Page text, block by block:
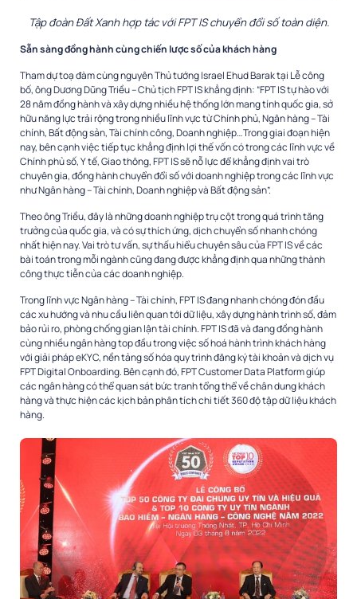
Tập đoàn Đất Xanh hợp tác với FPT IS chuyển đổi số toàn diện.
Sẵn sàng đồng hành cùng chiến lược số của khách hàng
Tham dự toạ đàm cùng nguyên Thủ tướng Israel Ehud Barak tại Lễ công
bố, ông Dương Dũng Triều – Chủ tịch FPT IS khẳng định: “FPT IS tự hào với
28 năm đồng hành và xây dựng nhiều hệ thống lớn mang tính quốc gia, sở
hữu năng lực trải rộng trong nhiều lĩnh vực từ Chính phủ, Ngân hàng – Tài
chính, Bất động sản, Tài chính công, Doanh nghiệp…Trong giai đoạn hiện
nay, bên cạnh việc tiếp tục khẳng định lợi thế vốn có trong các lĩnh vực về
Chính phủ số, Y tế, Giao thông, FPT IS sẽ nỗ lực để khẳng định vai trò
chuyên gia, đồng hành chuyển đổi số với doanh nghiệp trong các lĩnh vực
như Ngân hàng – Tài chính, Doanh nghiệp và Bất động sản”.
Theo ông Triều, đây là những doanh nghiệp trụ cột trong quá trình tăng
trưởng của quốc gia, và có sự thích ứng, dịch chuyển số nhanh chóng
nhất hiện nay. Vai trò tư vấn, sự thấu hiểu chuyên sâu của FPT IS về các
bài toán trong mỗi ngành cũng đang được khẳng định qua những thành
công thực tiễn của các doanh nghiệp.
Trong lĩnh vực Ngân hàng – Tài chính, FPT IS đang nhanh chóng đón đầu
các xu hướng và nhu cầu liên quan tới dữ liệu, xây dựng hành trình số, đảm
bảo rủi ro, phòng chống gian lận tài chính. FPT IS đã và đang đồng hành
cùng nhiều ngân hàng top đầu trong việc số hoá hành trình khách hàng
với giải pháp eKYC, nền tảng số hóa quy trình đăng ký tài khoản và dịch vụ
FPT Digital Onboarding. Bên cạnh đó, FPT Customer Data Platform giúp
các ngân hàng có thể quan sát bức tranh tổng thể về chân dung khách
hàng và thực hiện các kịch bản phân tích chi tiết 360 độ tập dữ liệu khách
hàng.